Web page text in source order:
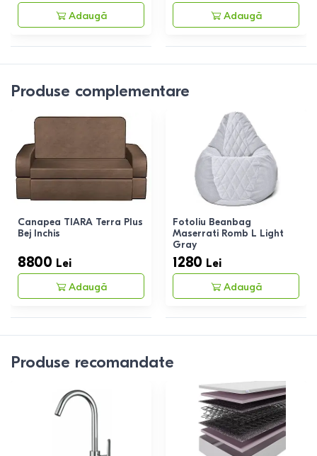
Adaugă
Adaugă
Produse complementare
Canapea TIARA Terra Plus
Bej Inchis
8800 Lei
Adaugă
Fotoliu Beanbag
Maserrati Romb L Light
Gray
1280 Lei
Adaugă
Produse recomandate